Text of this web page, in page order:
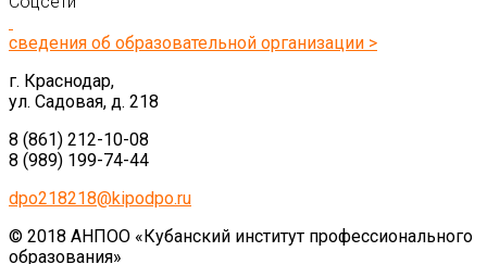
сведения об образовательной организации >
г. Краснодар,
ул. Садовая, д. 218
8 (861) 212-10-08
8 (989) 199-74-44
dpo218218@kipodpo.ru
© 2018 АНПОО «Кубанский институт профессионального
образования»